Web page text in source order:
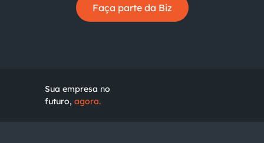
Faça parte da Biz
Sua empresa no
futuro, agora.